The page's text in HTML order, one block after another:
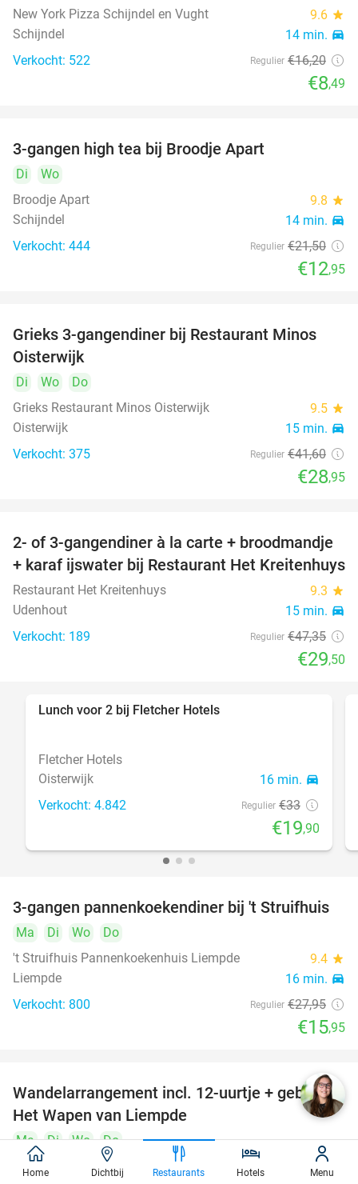
New York Pizza Schijndel en Vught
9.6 star
Schijndel 14 min. directions_car
Verkocht: 522 Regulier €16,20
€8,49
3-gangen high tea bij Broodje Apart
Di
Wo
Broodje Apart
9.8 star
Schijndel 14 min. directions_car
Verkocht: 444 Regulier €21,50
€12,95
30%
Grieks 3-gangendiner bij Restaurant Minos
Oisterwijk
Di Wo
Do
Grieks Restaurant Minos Oisterwijk
9.5 star
Oisterwijk 15 min. directions_car
Verkocht: 375 Regulier €41,60
€28,95
38%
2- of 3-gangendiner à la carte + broodmandje
+ karaf ijswater bij Restaurant Het Kreitenhuys
Restaurant Het Kreitenhuys 9.3 star
Udenhout 15 min. directions_car
Verkocht: 189 Regulier €47,35
€29,50
Lunch voor 2 bij Fletcher Hotels
Fletcher Hotels
Oisterwijk
16 min. directions_car
Verkocht: 4.842 Regulier €33
€19,90
43%
3-gangen pannenkoekendiner bij 't Struifhuis
Ma Di Wo
Do
't Struifhuis Pannenkoekenhuis Liempde
9.4 star
Liempde 16 min. directions_car
Verkocht: 800 Regulier €27,95
€15,95
34%
Wandelarrangement incl. 12-uurtje + gebak bij
Het Wapen van Liempde
Ma Di Wo
Do
Het Wapen van Liempde
10.0
Home Dichtbij Restaurants Hotels Menu